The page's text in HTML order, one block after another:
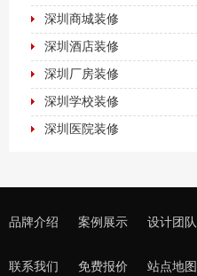
深圳商城装修
深圳酒店装修
深圳厂房装修
深圳学校装修
深圳医院装修
品牌介绍 案例展示 设计团队
联系我们 免费报价 站点地图